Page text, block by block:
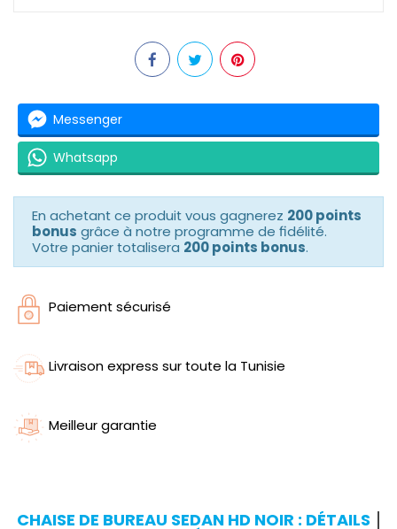
Messenger
Whatsapp
En achetant ce produit vous gagnerez 200 points
bonus grâce à notre programme de fidélité.
Votre panier totalisera 200 points bonus.
Paiement sécurisé
Livraison express sur toute la Tunisie
Meilleur garantie
CHAISE DE BUREAU SEDAN HD NOIR : DÉTAILS